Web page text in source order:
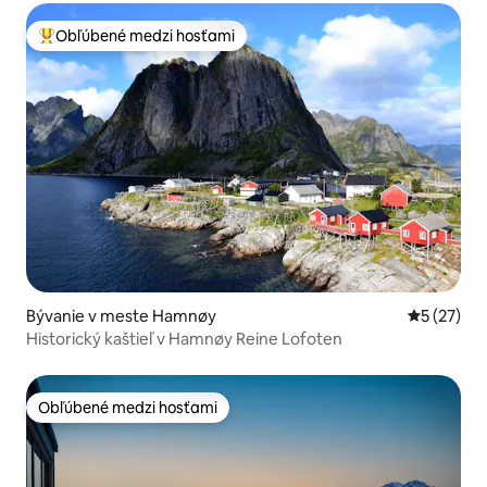
Najobľúbenejšie medzi hosťami
Obľúbené medzi hosťami
Bývanie v meste Hamnøy
5 (27)
Historický kaštieľ v Hamnøy Reine Lofoten
Obľúbené medzi hosťami
Obľúbené medzi hosťami